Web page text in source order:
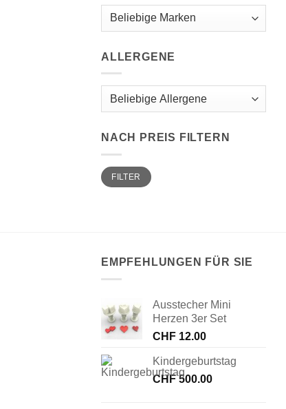
ALLERGENE
NACH PREIS FILTERN
Min.
Preis
Max.
PreisFILTER
EMPFEHLUNGEN FÜR SIE
Ausstecher Mini
Herzen 3er Set
CHF 12.00
Kindergeburtstag
CHF500.00